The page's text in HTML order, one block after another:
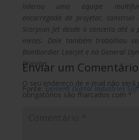
liderou uma equipe
encarregada de projetar,
Scorpion Jet desde o conceito até
meses. Dale também trabalhou
Bombardier Learjet e na General
Division.
Fonte:Siemens Digital Industries
Enviar um Comentário
O seu endereço de e-mail não será
obrigatórios são marcados com*